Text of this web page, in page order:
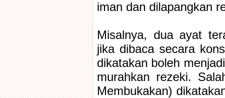
iman dan dilapangkan
Misalnya, dua ayat
jika dibaca secara
dikatakan boleh
murahkan rezeki.
Membukakan)